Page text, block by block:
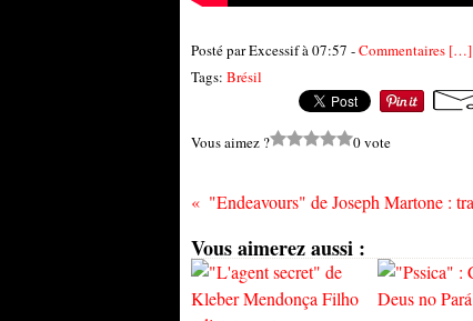
Posté par Excessif à 07:57 -Commentaires […]
Tags: Brésil
Vous aimez ? 0 vote
Vous aimerez aussi :